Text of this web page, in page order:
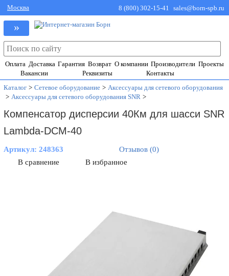
Москва 8 (800) 302-15-41 sales@born-spb.ru
»
Оплата Доставка Гарантия Возврат О компании Производители Проекты
Вакансии
Реквизиты
Контакты
Каталог > Сетевое оборудование > Аксессуары для сетевого оборудования
> Аксессуары для сетевого оборудования SNR >
Компенсатор дисперсии 40Км для шасси SNR
Lambda-DCM-40
Артикул:248363
Отзывов (0)
В сравнение
В избранное